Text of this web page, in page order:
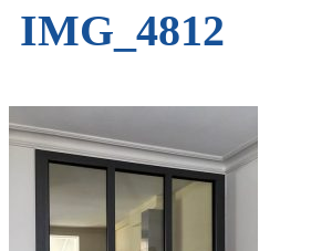
IMG_4812